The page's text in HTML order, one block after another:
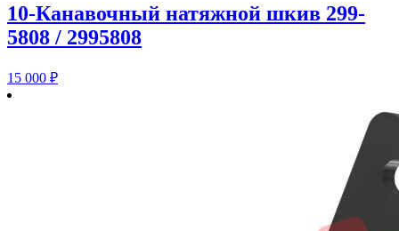
10-Канавочный натяжной шкив 299-
5808 / 2995808
15 000 ₽